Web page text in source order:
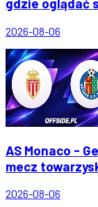
gdzie oglądać
2026-08-06
AS Monaco -
mecz
2026-08-06